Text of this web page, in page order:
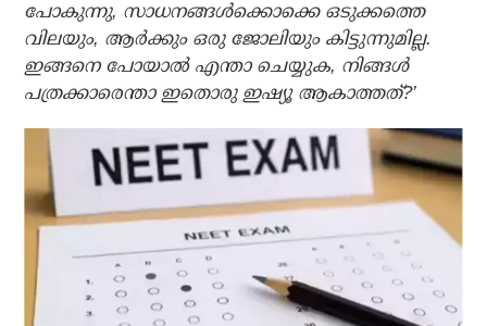
പോകുന്നു, സാധനങ്ങള്‍ക്കൊക്കെ ഒടുക്കത്തെ
വിലയും, ആര്‍ക്കും ഒരു ജോലിയും കിട്ടുന്നുമില്ല.
ഇങ്ങനെ പോയാല്‍ എന്താ ചെയ്യുക, നിങ്ങള്‍
പത്രക്കാരെന്താ ഇതൊരു ഇഷ്യൂ ആകാത്തത്?’